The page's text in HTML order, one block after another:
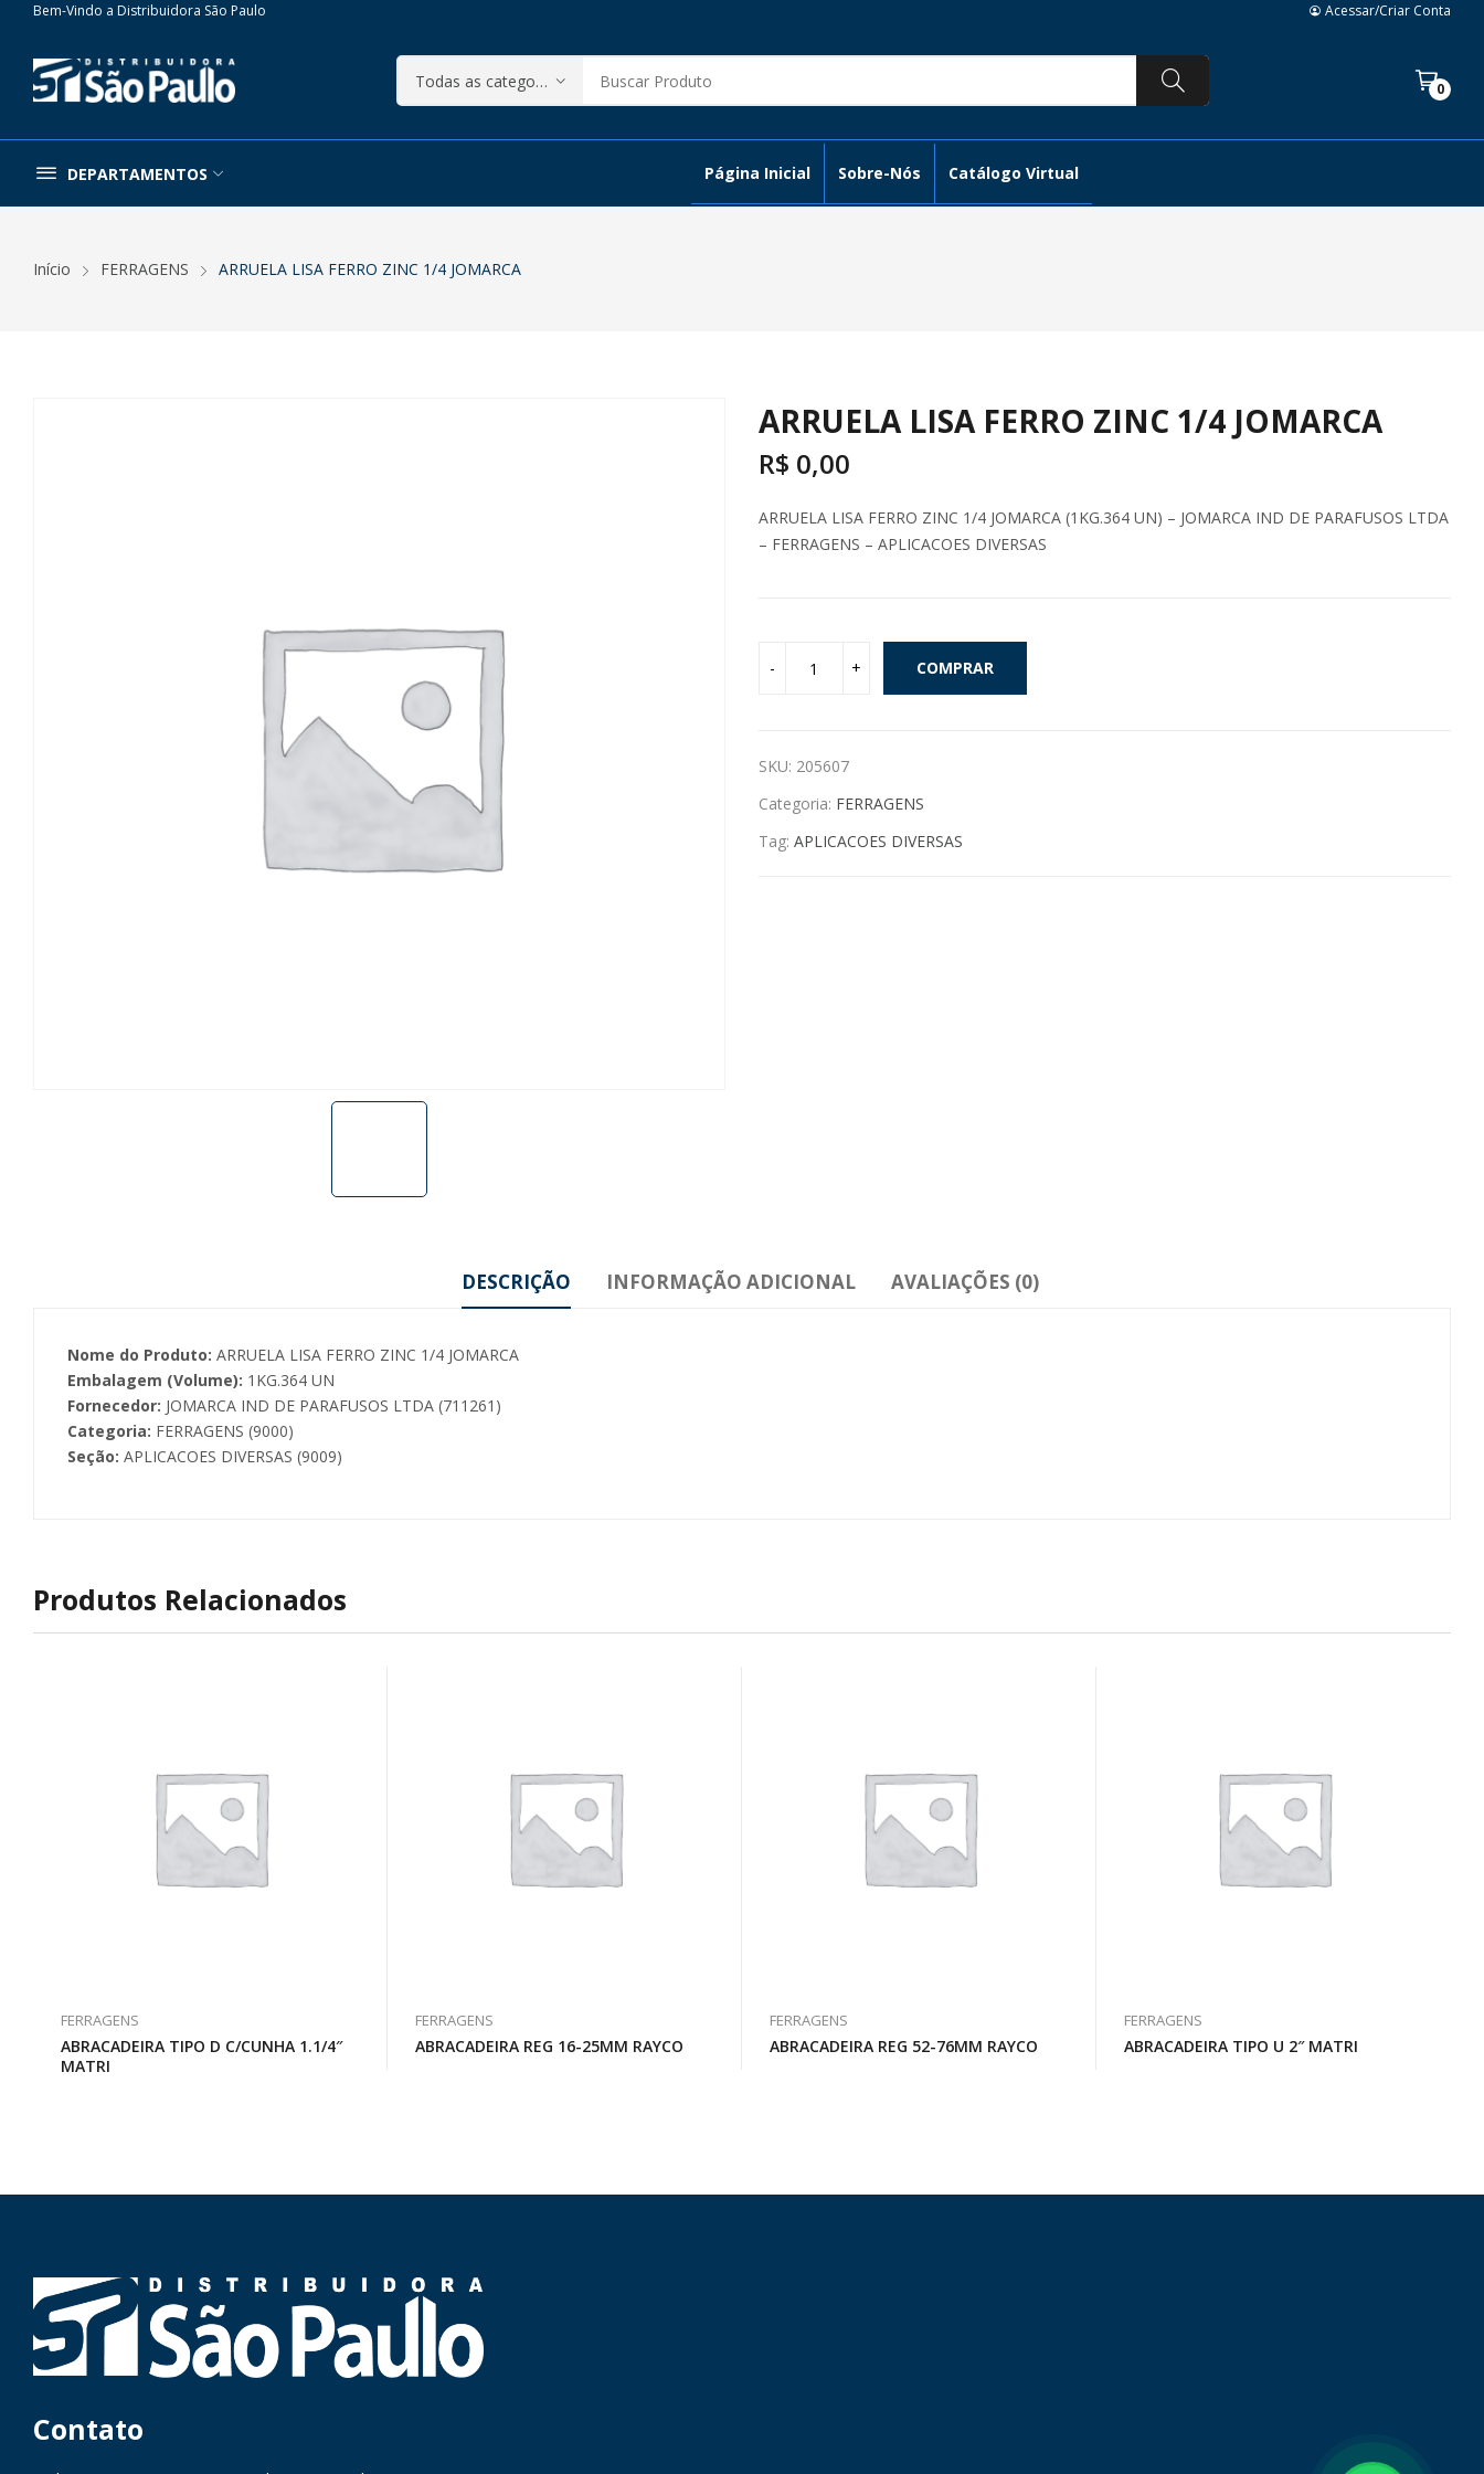
Bem-Vindo a Distribuidora São Paulo Acessar/Criar Conta
0
DEPARTAMENTOS Página Inicial Sobre-Nós Catálogo Virtual
Início FERRAGENS ARRUELA LISA FERRO ZINC 1/4 JOMARCA
ARRUELA LISA FERRO ZINC 1/4 JOMARCA
R$ 0,00
ARRUELA LISA FERRO ZINC 1/4 JOMARCA (1KG.364 UN) – JOMARCA IND DE PARAFUSOS LTDA
– FERRAGENS – APLICACOES DIVERSAS
COMPRAR
SKU: 205607
Categoria: FERRAGENS
Tag: APLICACOES DIVERSAS
DESCRIÇÃO INFORMAÇÃO ADICIONAL AVALIAÇÕES (0)
Nome do Produto: ARRUELA LISA FERRO ZINC 1/4 JOMARCA
Embalagem (Volume): 1KG.364 UN
Fornecedor: JOMARCA IND DE PARAFUSOS LTDA (711261)
Categoria: FERRAGENS (9000)
Seção: APLICACOES DIVERSAS (9009)
Produtos Relacionados
FERRAGENS
ABRACADEIRA TIPO D C/CUNHA 1.1/4″
MATRI
FERRAGENS
ABRACADEIRA REG 16-25MM RAYCO
FERRAGENS
ABRACADEIRA REG 52-76MM RAYCO
FERRAGENS
ABRACADEIRA TIPO U 2″ MATRI
Contato